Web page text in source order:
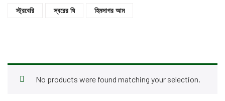
No products were found matching your selection.
স্ট্রবেরি স্বরের ঘি হিমসাগর আম